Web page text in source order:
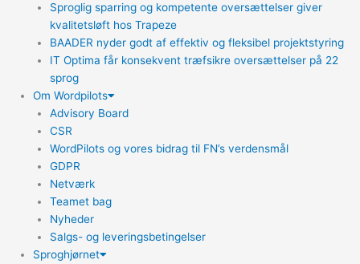
Sproglig sparring og kompetente oversættelser giver
kvalitetsløft hos Trapeze
BAADER nyder godt af effektiv og fleksibel projektstyring
IT Optima får konsekvent træfsikre oversættelser på 22
sprog
Om Wordpilots
Advisory Board
CSR
WordPilots og vores bidrag til FN’s verdensmål
GDPR
Netværk
Teamet bag
Nyheder
Salgs- og leveringsbetingelser
Sproghjørnet